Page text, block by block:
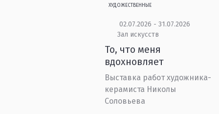
ХУДОЖЕСТВЕННЫЕ
02.07.2026 - 31.07.2026
Зал искусств
То, что меня
вдохновляет
Выставка работ художника-
керамиста Николы
Соловьева